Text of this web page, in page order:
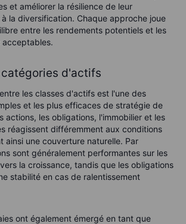
et améliorer la résilience de leur
la diversification. Chaque approche joue
entre les rendements potentiels et les
acceptables.
d'actifs
les classes d'actifs est l'une des
et les plus efficaces de stratégie de
actions, les obligations, l'immobilier et les
réagissent différemment aux conditions
ainsi une couverture naturelle. Par
sont généralement performantes sur les
la croissance, tandis que les obligations
stabilité en cas de ralentissement
ont également émergé en tant que